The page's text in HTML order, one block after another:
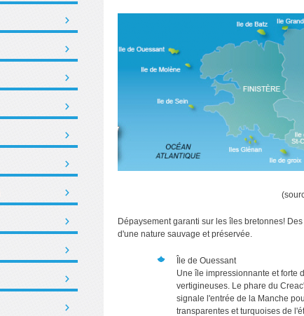
(source : armor
Dépaysement garanti sur les îles bretonnes!
d'une nature sauvage et préservée.
Île de Ouessant
Une île impressionnante et forte
vertigineuses. Le phare du
signale l'entrée de la Manche
transparentes et turquoises de